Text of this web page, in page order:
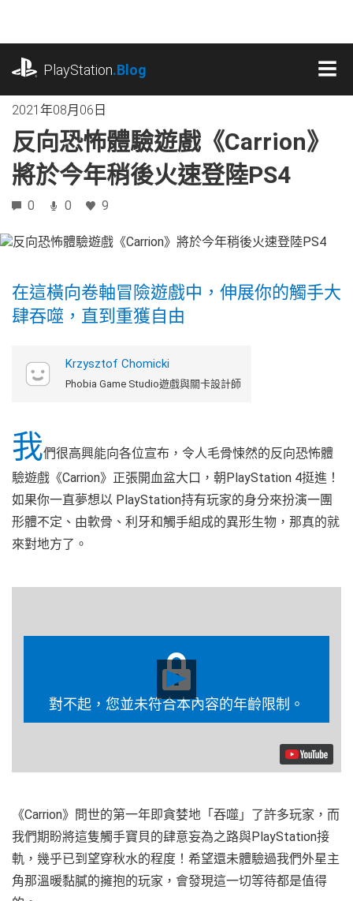
內
PlayStation.Blog
2021年08月06日
反向恐怖體驗遊戲《Carrion》
將於今年稍後火速登陸PS4
0 0 9
在這橫向卷軸冒險遊戲中，伸展你的觸手大
肆吞噬，直到重獲自由
Krzysztof Chomicki
Phobia Game Studio遊戲與關卡設計師
我們很高興能向各位宣布，令人毛骨悚然的反向恐怖體
驗遊戲《Carrion》正張開血盆大口，朝PlayStation 4挺進！
如果你一直夢想以 PlayStation持有玩家的身分來扮演一團
形體不定、由軟骨、利牙和觸手組成的異形生物，那真的就
來對地方了。
Play
Video
對不起，您並未符合本內容的年齡限制。
《Carrion》問世的第一年即貪婪地「吞噬」了許多玩家，而
我們期盼將這隻觸手寶貝的肆意妄為之路與PlayStation接
軌，幾乎已到望穿秋水的程度！希望還未體驗過我們外星主
角那溫暖黏膩的擁抱的玩家，會發現這一切等待都是值得